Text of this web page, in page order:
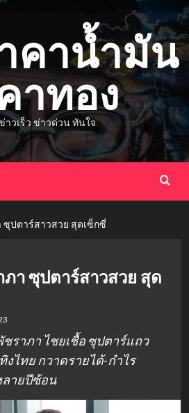
คาน้ำมัน
าทอง
าวเร็ว ข่าวด่วน ทันใจ
ซุปตาร์สาวสวย สุดเซ็กซี่
า ซุปตาร์สาวสวย สุด
ราภา ไชยเชื้อ ซุปตาร์แถว
งไทย กวาดรายได้-กำไร
ลายปีซ้อน